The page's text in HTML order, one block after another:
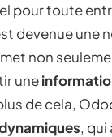
pour toute
devenue une
non
une
de cela,
, qui